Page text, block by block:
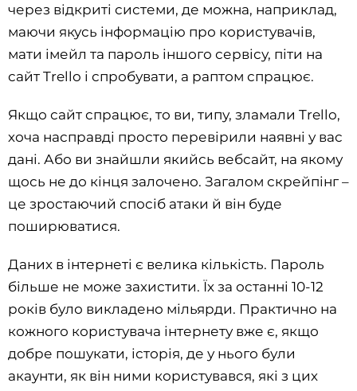
через відкриті системи, де можна, наприклад,
маючи якусь інформацію про користувачів,
мати імейл та пароль іншого сервісу, піти на
сайт Trello і спробувати, а раптом спрацює.
Якщо сайт спрацює, то ви, типу, зламали Trello,
хоча насправді просто перевірили наявні у вас
дані. Або ви знайшли якийсь вебсайт, на якому
щось не до кінця залочено. Загалом скрейпінг –
це зростаючий спосіб атаки й він буде
поширюватися.
Даних в інтернеті є велика кількість. Пароль
більше не може захистити. Їх за останні 10-12
років було викладено мільярди. Практично на
кожного користувача інтернету вже є, якщо
добре пошукати, історія, де у нього були
акаунти, як він ними користувався, які з цих